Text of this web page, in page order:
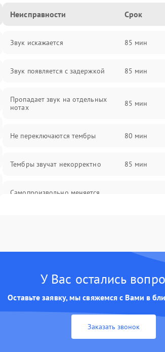
Неисправности Срок
Звук искажается 85 мин
Звук появляется с задержкой 85 мин
Пропадает звук на отдельных
нотах
85 мин
Не переключаются тембры 80 мин
Тембры звучат некорректно 85 мин
Самопроизвольно меняется
У Вас остались
Оставьте заявку, мы свяжемся с Вами в
Заказать звонок